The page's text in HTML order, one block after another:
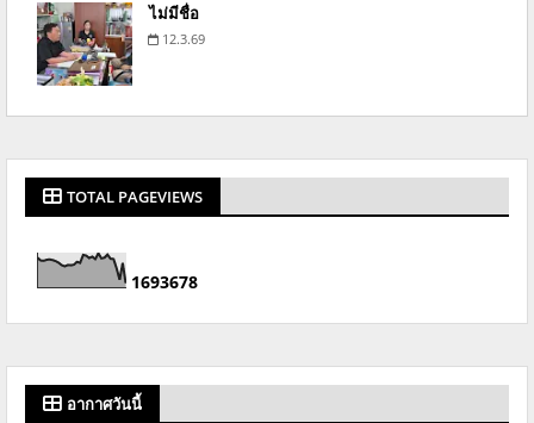
ไม่มีชื่อ
12.3.69
TOTAL PAGEVIEWS
1693678
อากาศวันนี้